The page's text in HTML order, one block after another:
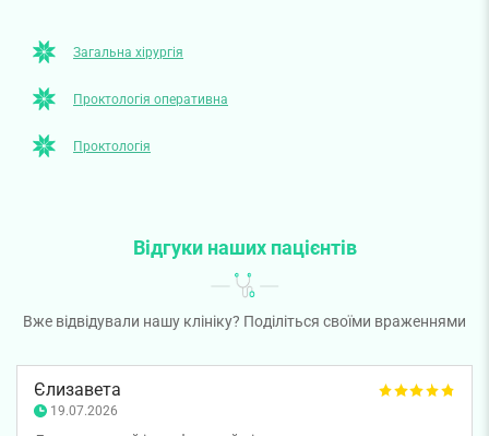
Загальна хірургія
Проктологія оперативна
Проктологія
Відгуки наших пацієнтів
Вже відвідували нашу клініку? Поділіться своїми враженнями
Єлизавета
19.07.2026